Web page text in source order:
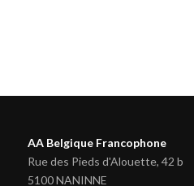
AA Belgique Francophone
Rue des Pieds d'Alouette, 42 b
5100 NANINNE